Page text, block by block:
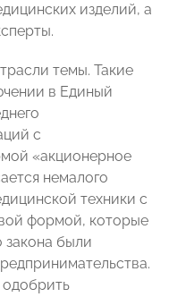
изделий, а
темы. Такие
в Единый
с
«акционерное
немалого
техники с
формой, которые
закона были